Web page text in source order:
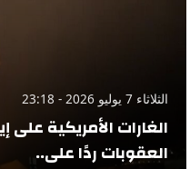
الثلاثاء 7 يوليو 2026 - 23:18
الغارات الأمريكية
العقوبات ردًا على..